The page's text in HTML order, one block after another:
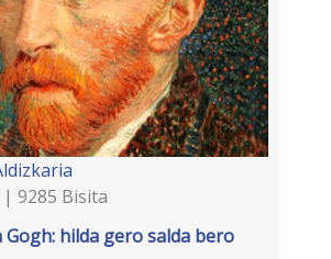
9285 Bisita
Gogh: hilda gero salda bero